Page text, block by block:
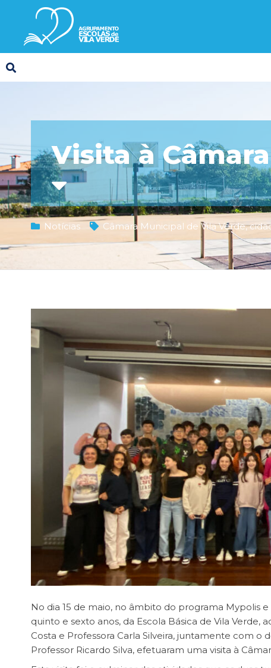
Visita à
Notícias Câmara Municipal de Vila Verde,
No dia 15 de maio, no âmbito do programa Mypolis
quinto e sexto anos, da Escola Básica de Vila Verde,
Costa e Professora Carla Silveira, juntamente com
Professor Ricardo Silva, efetuaram uma visita à